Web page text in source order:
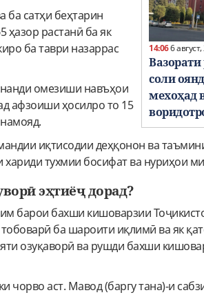
14:066
соли
мехоҳад
ба сатҳи беҳтарин
ҳазор растанӣ ба як
ба таври назаррас
омезиши навъҳои
афзоиши ҳосилро то 15
иқтисодии деҳқонон ва
хариди тухмии босифат ва нуриҳои
эҳтиёҷ дорад?
барои бахши кишоварзии
ба шароити иқлимӣ ва як
озуқаворӣ ва рушди бахши
чорво аст. Мавод (баргу тана)-и